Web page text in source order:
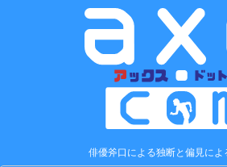
俳優斧口による独断と偏見によ